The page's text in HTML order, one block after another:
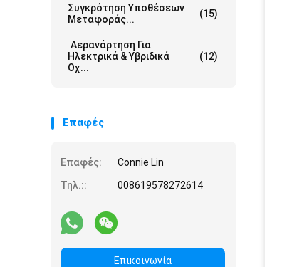
Συγκρότηση Υποθέσεων
Μεταφοράς...
(15)
Αερανάρτηση Για
Ηλεκτρικά & Υβριδικά
Οχ...
(12)
Επαφές
Επαφές:
Connie Lin
Τηλ.::
008619578272614
Επικοινωνία